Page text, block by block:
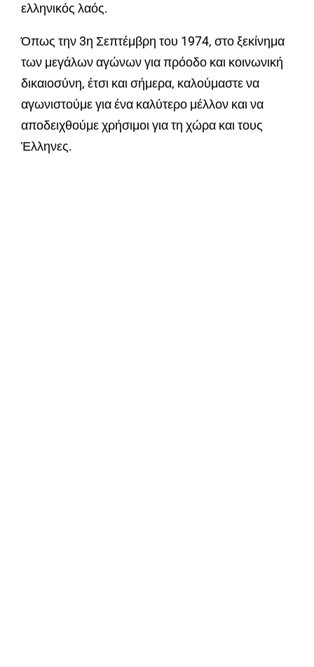
ελληνικός λαός.
Όπως την 3η Σεπτέμβρη του 1974, στο ξεκίνημα
των μεγάλων αγώνων για πρόοδο και κοινωνική
δικαιοσύνη, έτσι και σήμερα, καλούμαστε να
αγωνιστούμε για ένα καλύτερο μέλλον και να
αποδειχθούμε χρήσιμοι για τη χώρα και τους
Έλληνες.